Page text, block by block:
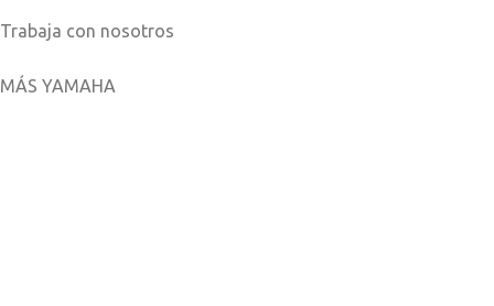
Trabaja con nosotros
MÁS YAMAHA